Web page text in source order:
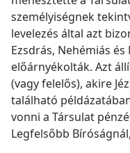
személyiségnek
levelezés által azt
Ezsdrás, Nehémiás
előárnyékolták. Azt
(vagy felelős), akire
található
vonni a Társulat
Legfelsőbb